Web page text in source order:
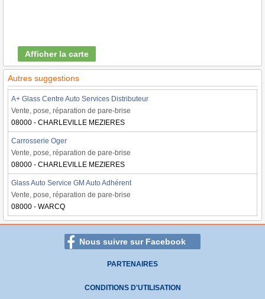
Afficher la carte
Autres suggestions
A+ Glass Centre Auto Services Distributeur
Vente, pose, réparation de pare-brise
08000 - CHARLEVILLE MEZIERES
Carrosserie Oger
Vente, pose, réparation de pare-brise
08000 - CHARLEVILLE MEZIERES
Glass Auto Service GM Auto Adhérent
Vente, pose, réparation de pare-brise
08000 - WARCQ
Nous suivre sur Facebook
PARTENAIRES
CONDITIONS D'UTILISATION